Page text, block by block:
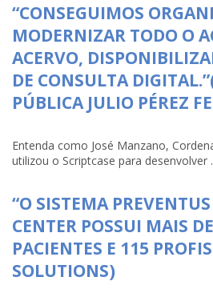
“CONSEGUIMOS
MODERNIZAR TODO O
ACERVO,
DE CONSULTA
PÚBLICA JULIO PÉREZ
Entenda como José Manzano,
utilizou o Scriptcase para desenvolver
“O SISTEMA
CENTER POSSUI MAIS
PACIENTES E 115
SOLUTIONS)